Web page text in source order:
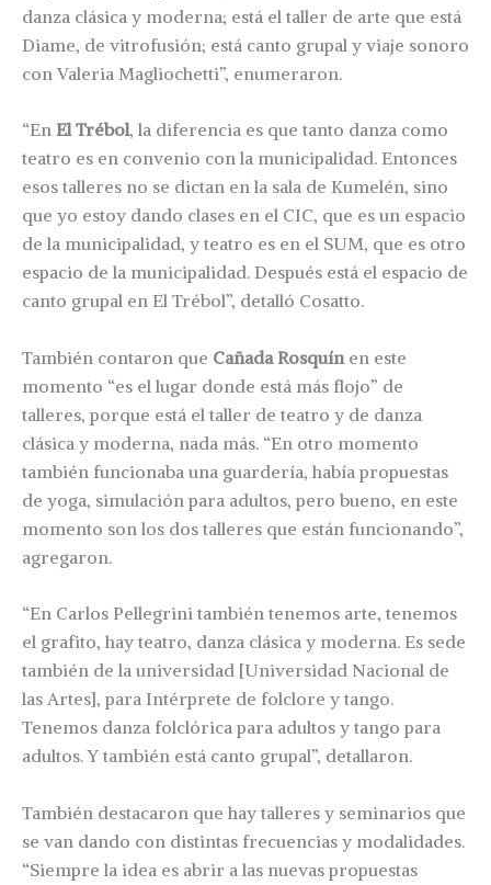
danza clásica y moderna; está el taller de arte que está
Diame, de vitrofusión; está canto grupal y viaje sonoro
con Valeria Magliochetti”, enumeraron.
“En El Trébol, la diferencia es que tanto danza como
teatro es en convenio con la municipalidad. Entonces
esos talleres no se dictan en la sala de Kumelén, sino
que yo estoy dando clases en el CIC, que es un espacio
de la municipalidad, y teatro es en el SUM, que es otro
espacio de la municipalidad. Después está el espacio de
canto grupal en El Trébol”, detalló Cosatto.
También contaron que Cañada Rosquín en este
momento “es el lugar donde está más flojo” de
talleres, porque está el taller de teatro y de danza
clásica y moderna, nada más. “En otro momento
también funcionaba una guardería, había propuestas
de yoga, simulación para adultos, pero bueno, en este
momento son los dos talleres que están funcionando”,
agregaron.
“En Carlos Pellegrini también tenemos arte, tenemos
el grafito, hay teatro, danza clásica y moderna. Es sede
también de la universidad [Universidad Nacional de
las Artes], para Intérprete de folclore y tango.
Tenemos danza folclórica para adultos y tango para
adultos. Y también está canto grupal”, detallaron.
También destacaron que hay talleres y seminarios que
se van dando con distintas frecuencias y modalidades.
“Siempre la idea es abrir a las nuevas propuestas